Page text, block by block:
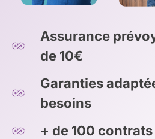
Assurance
de 10€
Garanties
besoins
+ de 100